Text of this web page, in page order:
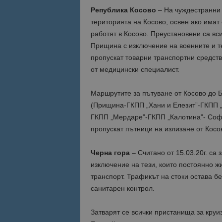
Република Косово – На
територията на Косово, освен ако
работят в Косово. Преустановени са
Прищина с изключение на военните и
пропускат товарни транспортни
от медицински специалист.
Маршрутите за пътуване от Косово до
(Прищина-ГКПП „Хани и Елезит”-ГКПП
ГКПП „Мердаре”-ГКПП „Калотина”-
пропускат пътници на излизане от
Черна гора– Считано от 15.03.20г. са
изключение на тези, които постоянно
транспорт. Трафикът на стоки остава
санитарен контрол.
Затварят се всички пристанища за
Име
is_visitor_unique
_ga_B09EBBY8PY
_ga_WXPDN4HSCV
_ga_FK650GXHRZ
Име